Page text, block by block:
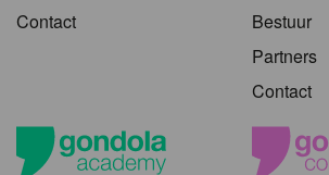
Contact
Bestuur
Partners
Contact